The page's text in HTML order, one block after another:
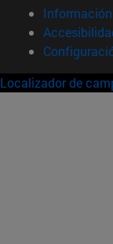
Localizador de